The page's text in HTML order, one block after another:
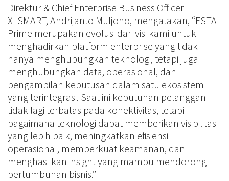
Direktur & Chief Enterprise Business Officer
XLSMART, Andrijanto Muljono, mengatakan, “ESTA
Prime merupakan evolusi dari visi kami untuk
menghadirkan platform enterprise yang tidak
hanya menghubungkan teknologi, tetapi juga
menghubungkan data, operasional, dan
pengambilan keputusan dalam satu ekosistem
yang terintegrasi. Saat ini kebutuhan pelanggan
tidak lagi terbatas pada konektivitas, tetapi
bagaimana teknologi dapat memberikan visibilitas
yang lebih baik, meningkatkan efisiensi
operasional, memperkuat keamanan, dan
menghasilkan insight yang mampu mendorong
pertumbuhan bisnis.”